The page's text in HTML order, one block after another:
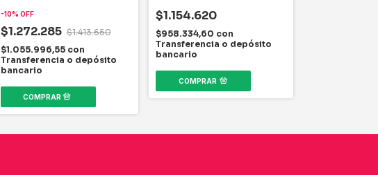
-10% OFF
$1.272.285 $1.413.650
$1.055.996,55 con
Transferencia o depósito
bancario
$1.154.620
$958.334,60 con
Transferencia o depósito
bancario
COMPRAR